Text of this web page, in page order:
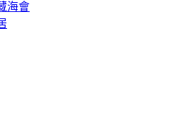
海會